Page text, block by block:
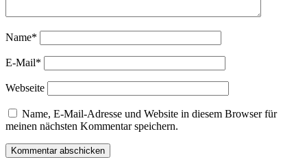
Name*
E-Mail*
Webseite
Name, E-Mail-Adresse und Website in diesem Browser für
meinen nächsten Kommentar speichern.